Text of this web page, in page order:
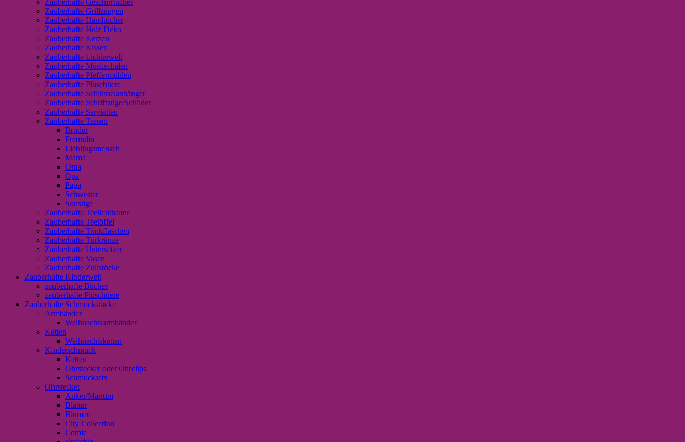
Zauberhafte Grillzangen
Zauberhafte Handtücher
Zauberhafte Holz Deko
Zauberhafte Kerzen
Zauberhafte Kissen
Zauberhafte Lichterwelt
Zauberhafte Müslischalen
Zauberhafte Pfeffermühlen
Zauberhafte Plüschtiere
Zauberhafte Schlüsselanhänger
Zauberhafte Schriftzüge/Schilder
Zauberhafte Servietten
Zauberhafte Tassen
Bruder
Freundin
Lieblingsmensch
Mama
Oma
Opa
Papa
Schwester
Sonstige
Zauberhafte Teelichthalter
Zauberhafte Teelöffel
Zauberhafte Trinkflaschen
Zauberhafte Türkränze
Zauberhafte Untersetzer
Zauberhafte Vasen
Zauberhafte Zollstöcke
Zauberhafte Kinderwelt
zauberhafte Bücher
zauberhafte Plüschtiere
Zauberhafte Schmuckstücke
Armbänder
Weihnachtsarmbänder
Ketten
Weihnachtsketten
Kinderschmuck
Ketten
Ohrstecker oder Ohrclips
Schmucksets
Ohrstecker
Anker/Maritim
Blätter
Blumen
City Collection
Comic